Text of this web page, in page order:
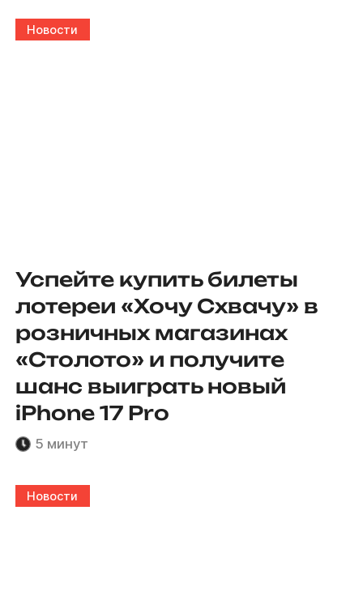
Новости
Успейте купить билеты
лотереи «Хочу Схвачу» в
розничных магазинах
«Столото» и получите
шанс выиграть новый
iPhone 17 Pro
5 минут
Новости